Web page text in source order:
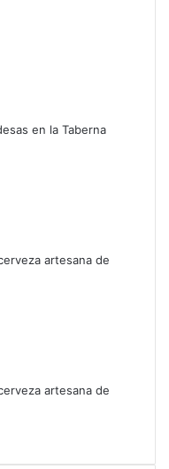
en la Taberna
artesana de
artesana de